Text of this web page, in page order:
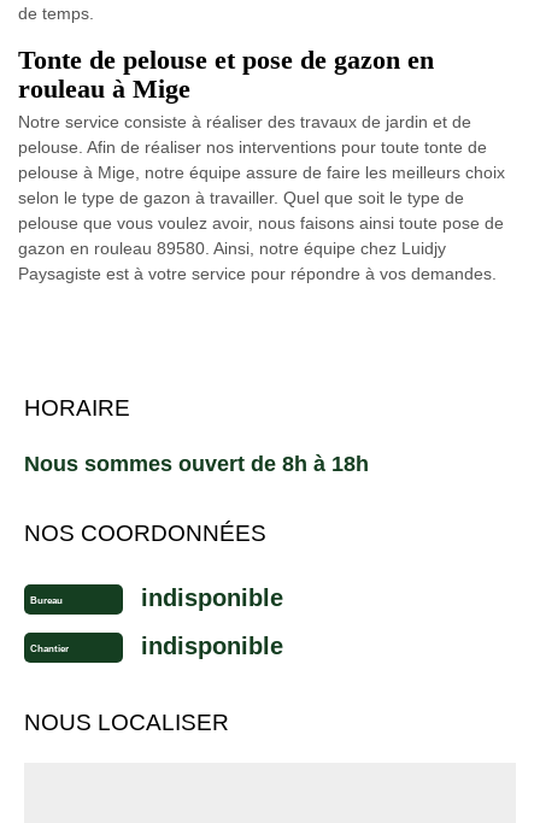
de temps.
Tonte de pelouse et pose de gazon en
rouleau à Mige
Notre service consiste à réaliser des travaux de jardin et de
pelouse. Afin de réaliser nos interventions pour toute tonte de
pelouse à Mige, notre équipe assure de faire les meilleurs choix
selon le type de gazon à travailler. Quel que soit le type de
pelouse que vous voulez avoir, nous faisons ainsi toute pose de
gazon en rouleau 89580. Ainsi, notre équipe chez Luidjy
Paysagiste est à votre service pour répondre à vos demandes.
HORAIRE
Nous sommes ouvert de 8h à 18h
NOS COORDONNÉES
Bureau indisponible
Chantier indisponible
NOUS LOCALISER